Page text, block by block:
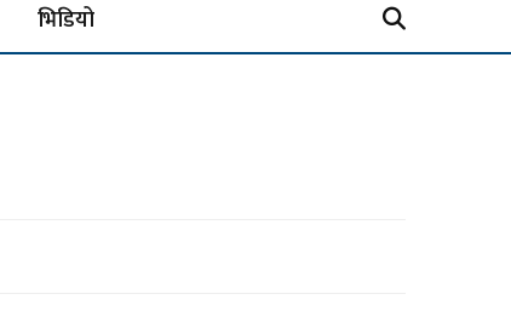
भिडियो